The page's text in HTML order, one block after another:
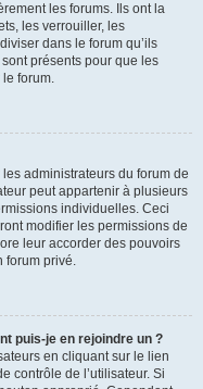
les forums. Ils ont la
les verrouiller, les
dans le forum qu’ils
présents pour que les
forum.
administrateurs du forum de
peut appartenir à plusieurs
individuelles. Ceci
modifier les permissions de
leur accorder des pouvoirs
forum privé.
puis-je en rejoindre un ?
en cliquant sur le lien
contrôle de l’utilisateur. Si